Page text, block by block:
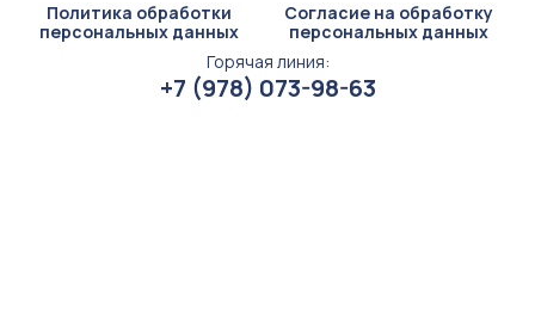
Политика обработки
персональных данных
Согласие на обработку
персональных данных
Горячая линия:
+7 (978) 073-98-63